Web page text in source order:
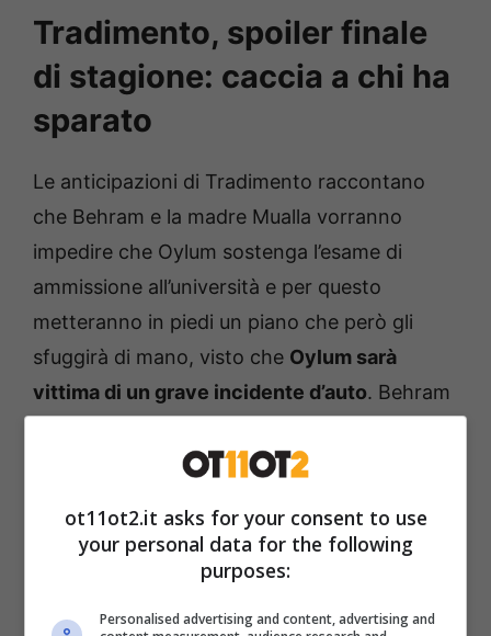
Tradimento, spoiler finale
di stagione: caccia a chi ha
sparato
Le anticipazioni di Tradimento raccontano
che Behram e la madre Mualla vorranno
impedire che Oylum sostenga l’esame di
ammissione all’università e per questo
metteranno in piedi un piano che però gli
sfuggirà di mano, visto che Oylum sarà
vittima di un grave incidente d’auto. Behram
quando saprà che i medici non potranno
in grembo.
ot11ot2.it asks for your consent to use
your personal data for the following
purposes:
Personalised advertising and content, advertising and